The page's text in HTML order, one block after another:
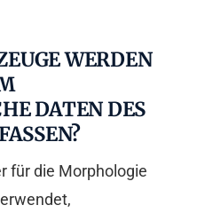
WERDEN
DATEN DES
für die Morphologie